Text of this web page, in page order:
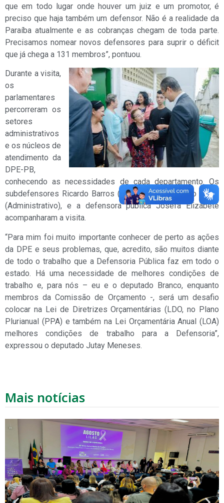
que em todo lugar onde houver um juiz e um promotor, é
preciso que haja também um defensor. Não é a realidade da
Paraíba atualmente e as cobranças chegam de toda parte.
Precisamos nomear novos defensores para suprir o déficit
que já chega a 131 membros”, pontuou.
Durante a visita,
os
parlamentares
percorreram os
setores
administrativos
e os núcleos de
atendimento da
DPE-PB,
conhecendo as necessidades de cada departamento. Os
subdefensores Ricardo Barros (Institucional) e Sylvio Porto
(Administrativo), e a defensora pública Josefa Elizabete
acompanharam a visita.
“Para mim foi muito importante conhecer de perto as ações
da DPE e seus problemas, que, acredito, são muitos diante
de todo o trabalho que a Defensoria Pública faz em todo o
estado. Há uma necessidade de melhores condições de
trabalho e, para nós – eu e o deputado Branco, enquanto
membros da Comissão de Orçamento -, será um desafio
colocar na Lei de Diretrizes Orçamentárias (LDO, no Plano
Plurianual (PPA) e também na Lei Orçamentária Anual (LOA)
melhores condições de trabalho para a Defensoria”,
expressou o deputado Jutay Meneses.
Mais notícias